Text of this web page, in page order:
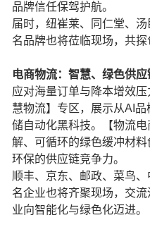
品牌信任保驾护航。
届时，纽崔莱、同仁堂、
名品牌也将莅临现场，共探
电商物流：智慧、绿色供
应对海量订单与降本增效
慧物流】专区，展示从AI
储自动化黑科技。【物流
解、可循环的绿色缓冲材
环保的供应链竞争力。
顺丰、京东、邮政、菜鸟
名企业也将齐聚现场，交
业向智能化与绿色化迈进。